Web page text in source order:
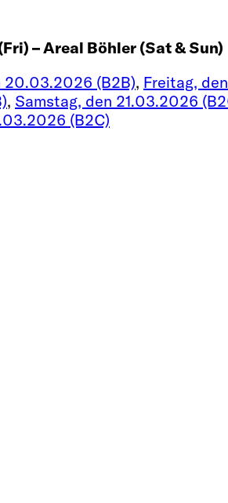
– Areal Böhler (Sat & Sun)
20.03.2026 (B2B), Freitag,
, Samstag, den 21.03.2026
(B2C)